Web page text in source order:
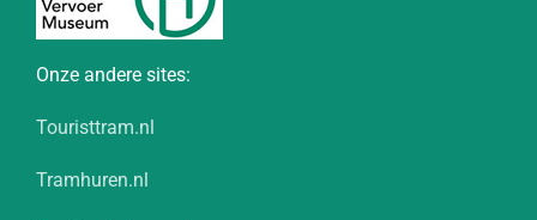
Onze andere sites:
Touristtram.nl
Tramhuren.nl